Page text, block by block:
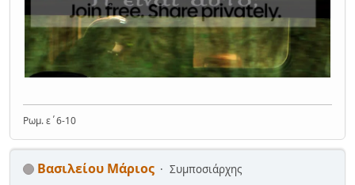
Ρωμ. ε΄6-10
Βασιλείου Μάριος
Συμποσιάρχης